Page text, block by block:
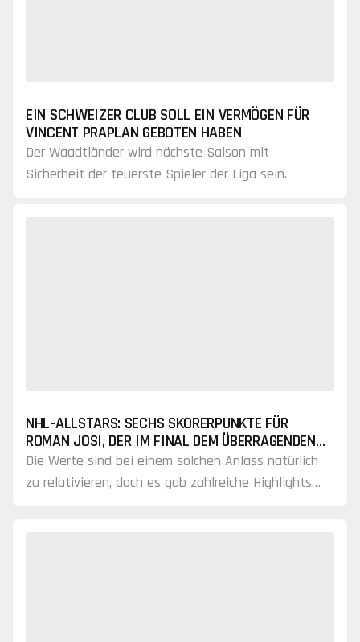
EIN SCHWEIZER CLUB SOLL EIN VERMÖGEN FÜR
VINCENT PRAPLAN GEBOTEN HABEN
Der Waadtländer wird nächste Saison mit
Sicherheit der teuerste Spieler der Liga sein.
NHL-ALLSTARS: SECHS SKORERPUNKTE FÜR
ROMAN JOSI, DER IM FINAL DEM ÜBERRAGENDEN
SIDNEY CROSBY UNTERLIEGT
Die Werte sind bei einem solchen Anlass natürlich
zu relativieren, doch es gab zahlreiche Highlights